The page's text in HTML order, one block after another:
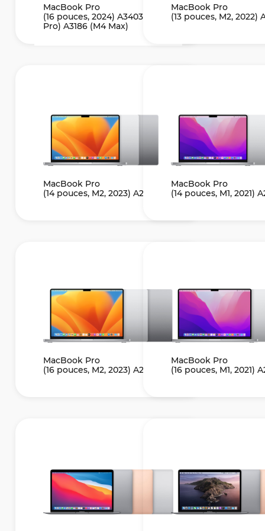
MacBook Pro
(16 pouces, 2024) A3403 (M4
Pro) A3186 (M4 Max)
MacBook Pro
(13 pouces, M2, 2022)
MacBook Pro
(14 pouces, M2, 2023) A2779
MacBook Pro
(14 pouces, M1, 2021)
MacBook Pro
(16 pouces, M2, 2023) A2780
MacBook Pro
(16 pouces, M1, 2021)